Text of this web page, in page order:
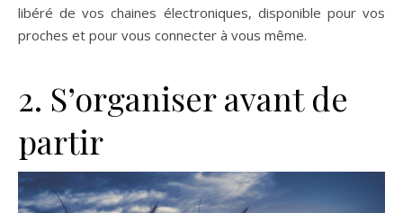
libéré de vos chaines électroniques, disponible pour vos
proches et pour vous connecter à vous même.
2. S’organiser avant de
partir